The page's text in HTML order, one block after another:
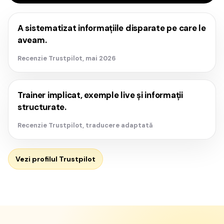
A sistematizat informațiile disparate pe care le
aveam.
Recenzie Trustpilot, mai 2026
Trainer implicat, exemple live și informații
structurate.
Recenzie Trustpilot, traducere adaptată
Vezi profilul Trustpilot